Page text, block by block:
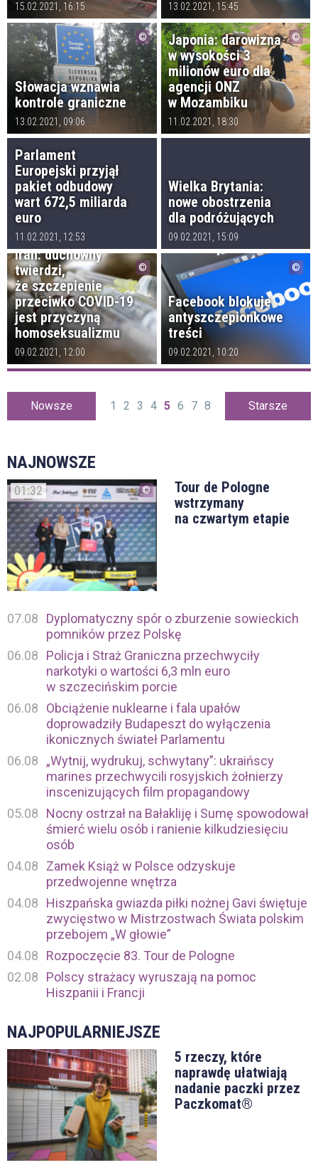
15.02.2021, 16:15 13.02.2021, 15:45
Słowacja wznawia
kontrole graniczne
13.02.2021, 09:06
Japonia: darowizna
w wysokości 3
milionów euro dla
agencji ONZ
w Mozambiku
11.02.2021, 18:30
Parlament
Europejski przyjął
pakiet odbudowy
wart 672,5 miliarda
euro
11.02.2021, 12:53
Wielka Brytania:
nowe obostrzenia
dla podróżujących
09.02.2021, 15:09
Iran: duchowny
twierdzi,
że szczepienie
przeciwko COVID-19
jest przyczyną
homoseksualizmu
09.02.2021, 12:00
Facebook blokuje
antyszczepionkowe
treści
09.02.2021, 10:20
Nowsze 1 2 3 4 5 6 7 8 Starsze
NAJNOWSZE
01:32
Tour de Pologne
wstrzymany
na czwartym etapie
07.08
Dyplomatyczny spór o zburzenie sowieckich
pomników przez Polskę
06.08
Policja i Straż Graniczna przechwyciły
narkotyki o wartości 6,3 mln euro
w szczecińskim porcie
06.08
Obciążenie nuklearne i fala upałów
doprowadziły Budapeszt do wyłączenia
ikonicznych świateł Parlamentu
06.08
„Wytnij, wydrukuj, schwytany”: ukraińscy
marines przechwycili rosyjskich żołnierzy
inscenizujących film propagandowy
05.08
Nocny ostrzał na Bałakliję i Sumę spowodował
śmierć wielu osób i ranienie kilkudziesięciu
osób
04.08
Zamek Książ w Polsce odzyskuje
przedwojenne wnętrza
04.08
Hiszpańska gwiazda piłki nożnej Gavi świętuje
zwycięstwo w Mistrzostwach Świata polskim
przebojem „W głowie”
04.08
Rozpoczęcie 83. Tour de Pologne
02.08
Polscy strażacy wyruszają na pomoc
Hiszpanii i Francji
NAJPOPULARNIEJSZE
5 rzeczy, które
naprawdę ułatwiają
nadanie paczki przez
Paczkomat®